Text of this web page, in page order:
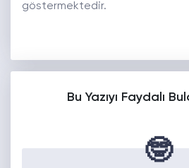
göstermektedir.
Bu Yazıyı Faydalı
🤓